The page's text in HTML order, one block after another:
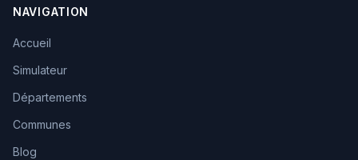
NAVIGATION
Accueil
Simulateur
Départements
Communes
Blog